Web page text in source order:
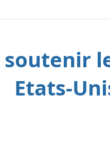
soutenir
Etats-